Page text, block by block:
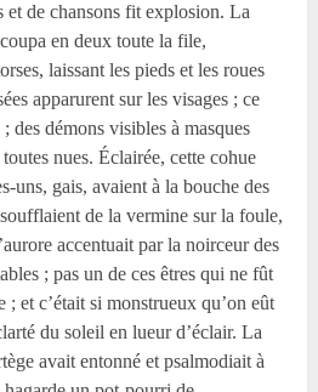
et de chansons fit explosion. La
en deux toute la file,
laissant les pieds et les roues
apparurent sur les visages ; ce
des démons visibles à masques
nues. Éclairée, cette cohue
uns, gais, avaient à la bouche des
de la vermine sur la foule,
accentuait par la noirceur des
; pas un de ces êtres qui ne fût
et c’était si monstrueux qu’on eût
du soleil en lueur d’éclair. La
avait entonné et psalmodiait à